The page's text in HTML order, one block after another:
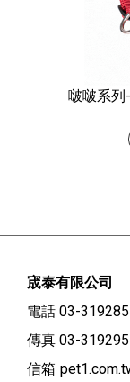
啵啵系列
宬泰有限公司
電話 03-
傳真 03-
信箱